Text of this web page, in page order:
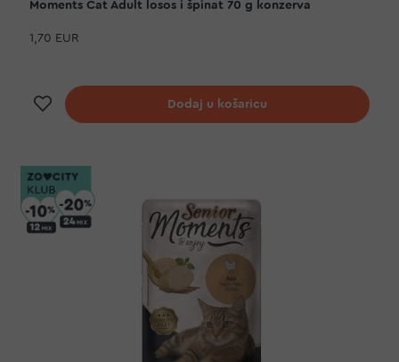
Moments Cat Adult losos i špinat 70 g konzerva
1,70 EUR
Dodaj na listu želja
Dodaj u košaricu